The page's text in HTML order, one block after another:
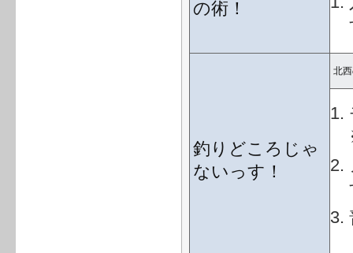
の術！
釣りどころじゃ
ないっす！
北